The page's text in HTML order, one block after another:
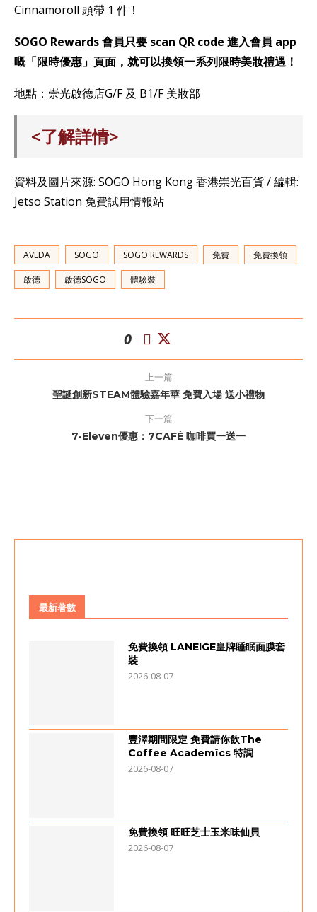
Cinnamoroll 頭帶 1 件！
SOGO Rewards 會員只要 scan QR code 進入會員 app
嘅「限時優惠」頁面，就可以換領一系列限時美妝禮遇！
地點：崇光啟德店G/F 及 B1/F 美妝部
<了解詳情>
資料及圖片來源: SOGO Hong Kong 香港崇光百貨 / 編輯:
Jetso Station 免費試用情報站
AVEDA SOGO SOGO REWARDS 免費 免費換領
啟德 啟德SOGO 體驗裝
0
上一篇
聖誕創新STEAM體驗嘉年華 免費入場 送小禮物
下一篇
7-Eleven優惠：7CAFÉ 咖啡買一送一
最新著數
免費換領 LANEIGE皇牌睡眠面膜套
裝
2026-08-07
豐澤期間限定 免費請你飲The
Coffee Academïcs 特調
2026-08-07
免費換領 旺旺芝士玉米味仙貝
2026-08-07